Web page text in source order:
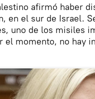
afirmó haber
en el sur de Israel.
uno de los misiles
el momento, no hay